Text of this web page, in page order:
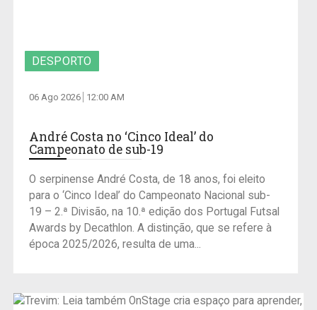
DESPORTO
06 Ago 2026 12:00 AM
André Costa no ‘Cinco Ideal’ do
Campeonato de sub-19
O serpinense André Costa, de 18 anos, foi eleito
para o ‘Cinco Ideal’ do Campeonato Nacional sub-
19 – 2.ª Divisão, na 10.ª edição dos Portugal Futsal
Awards by Decathlon. A distinção, que se refere à
época 2025/2026, resulta de uma...